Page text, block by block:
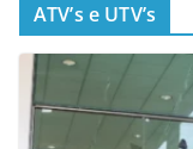
ATV’s e UTV’s